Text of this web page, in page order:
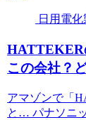
日用電化
HATTEKER
この会社？
アマゾンで「
と… パナソニ